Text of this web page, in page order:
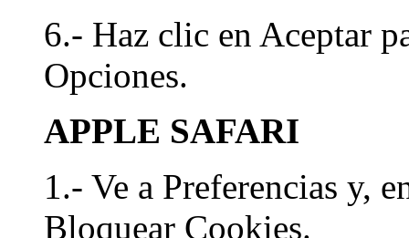
6.- Haz clic en Aceptar
Opciones.
APPLE SAFARI
1.- Ve a Preferencias y,
Bloquear Cookies.